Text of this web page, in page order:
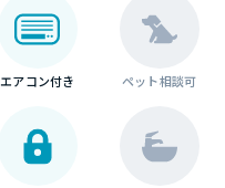
エアコン付き ペット相談可